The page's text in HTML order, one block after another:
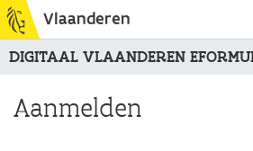
Vlaanderen
DIGITAAL VLAANDEREN
Aanmelden